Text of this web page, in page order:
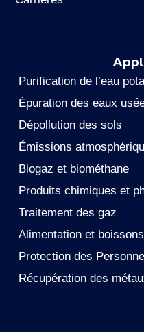
Purification de l’eau
Épuration des eaux
Dépollution des sols
Émissions
Biogaz et biométhane
Produits chimiques et
Traitement des gaz
Alimentation et boissons
Protection des
Récupération des